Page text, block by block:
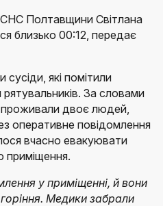
Полтавщини Світлана
близько 00:12, передає
які помітили
За словами
проживали двоє людей,
оперативне повідомлення
вчасно евакуювати
приміщення.
у приміщенні, й вони
Медики забрали